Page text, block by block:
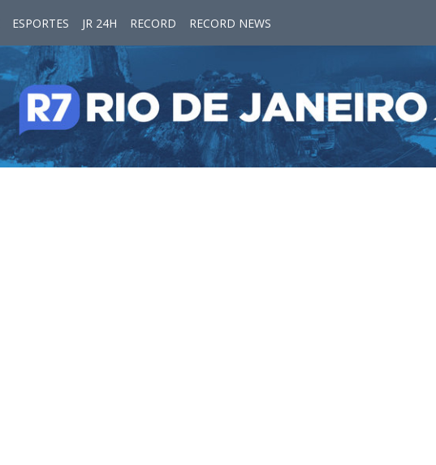
ESPORTES JR 24H RECORD RECORD NEWS